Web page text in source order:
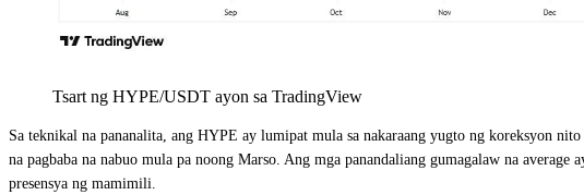
Tsart ng HYPE/USDT ayon sa TradingView
Sa teknikal na pananalita, ang HYPE ay lumipat mula sa nakaraang yugto ng koreksyon
na pagbaba na nabuo mula pa noong Marso. Ang mga panandaliang gumagalaw na
presensya ng mamimili.